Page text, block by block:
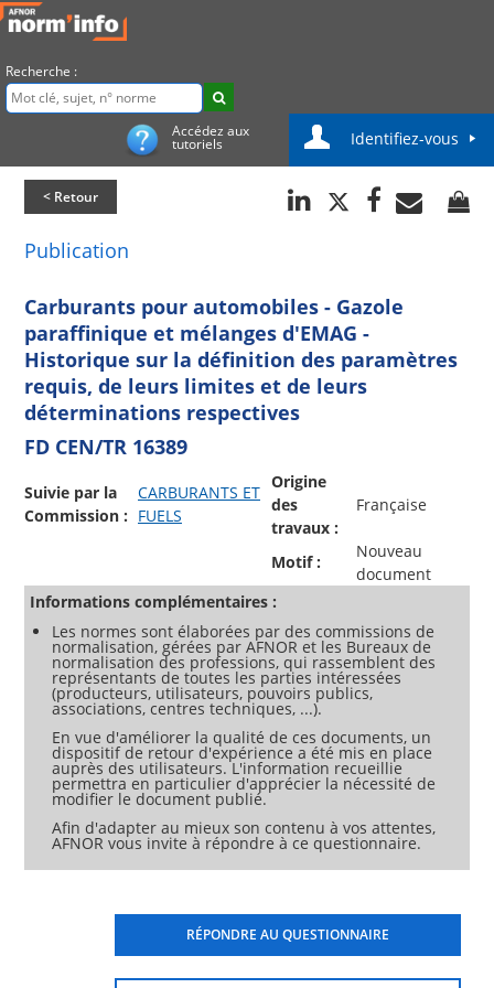
Recherche :
Accédez aux
tutoriels Identifiez-vous
< Retour
Publication
Carburants pour automobiles - Gazole
paraffinique et mélanges d'EMAG -
Historique sur la définition des paramètres
requis, de leurs limites et de leurs
déterminations respectives
FD CEN/TR 16389
Suivie par la
Commission :
CARBURANTS ET
FUELS
Origine
des
travaux :
Française
Motif :
Nouveau
document
Informations complémentaires :
Les normes sont élaborées par des commissions de
normalisation, gérées par AFNOR et les Bureaux de
normalisation des professions, qui rassemblent des
représentants de toutes les parties intéressées
(producteurs, utilisateurs, pouvoirs publics,
associations, centres techniques, ...).
En vue d'améliorer la qualité de ces documents, un
dispositif de retour d'expérience a été mis en place
auprès des utilisateurs. L'information recueillie
permettra en particulier d'apprécier la nécessité de
modifier le document publié.
Afin d'adapter au mieux son contenu à vos attentes,
AFNOR vous invite à répondre à ce questionnaire.
RÉPONDRE AU QUESTIONNAIRE